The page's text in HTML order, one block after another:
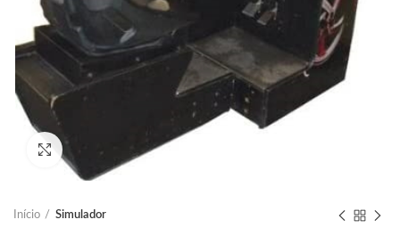
Início Simulador